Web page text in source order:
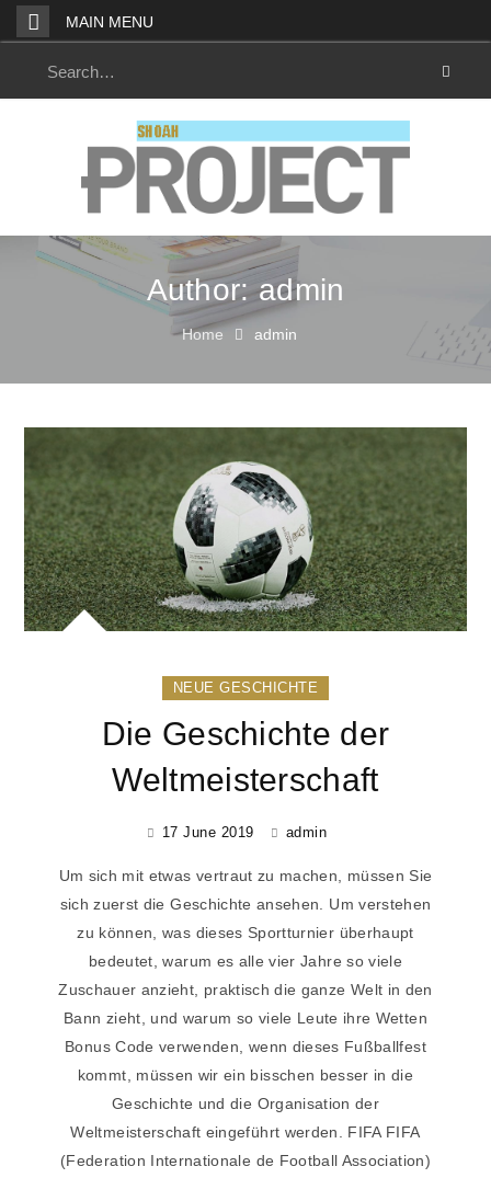
Skip
MAIN MENU
Search
Author: admin
Home admin
NEUE GESCHICHTE
Die Geschichte der
Weltmeisterschaft
17 June 2019 admin
Um sich mit etwas vertraut zu machen, müssen Sie
sich zuerst die Geschichte ansehen. Um verstehen
zu können, was dieses Sportturnier überhaupt
bedeutet, warum es alle vier Jahre so viele
Zuschauer anzieht, praktisch die ganze Welt in den
Bann zieht, und warum so viele Leute ihre Wetten
Bonus Code verwenden, wenn dieses Fußballfest
kommt, müssen wir ein bisschen besser in die
Geschichte und die Organisation der
Weltmeisterschaft eingeführt werden. FIFA FIFA
(Federation Internationale de Football Association)